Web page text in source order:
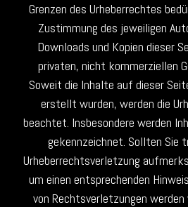
Grenzen des Urheberrechtes
Zustimmung des jeweiligen
Downloads und Kopien dieser
privaten, nicht kommerziellen
Soweit die Inhalte auf dieser
erstellt wurden, werden die
beachtet. Insbesondere werden
gekennzeichnet. Sollten Sie
Urheberrechtsverletzung
um einen entsprechenden
von Rechtsverletzungen